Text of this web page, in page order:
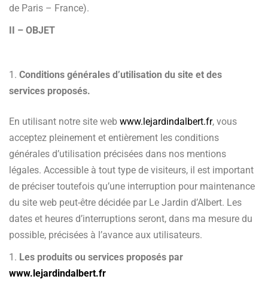
de Paris – France).
II – OBJET
Conditions générales d’utilisation du site et des
services proposés.
En utilisant notre site web www.lejardindalbert.fr, vous
acceptez pleinement et entièrement les conditions
générales d’utilisation précisées dans nos mentions
légales. Accessible à tout type de visiteurs, il est important
de préciser toutefois qu’une interruption pour maintenance
du site web peut-être décidée par Le Jardin d’Albert. Les
dates et heures d’interruptions seront, dans ma mesure du
possible, précisées à l’avance aux utilisateurs.
Les produits ou services proposés par
www.lejardindalbert.fr